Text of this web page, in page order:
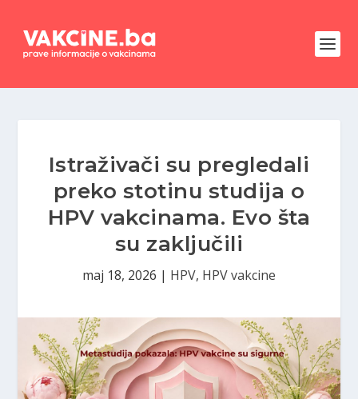
Istraživači su pregledali
preko stotinu studija o
HPV vakcinama. Evo šta
su zaključili
maj 18, 2026 | HPV, HPV vakcine